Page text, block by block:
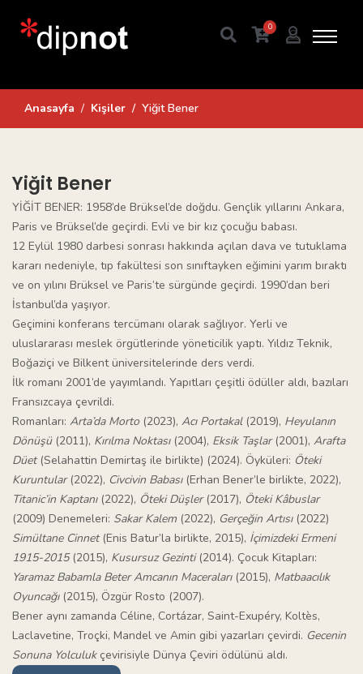
0
Anasayfa Kişiler Yiğit Bener
Yiğit Bener
YİĞİT BENER: 1958’de Brüksel’de doğdu. Gençlik yıllarını Ankara,
Paris ve Brüksel’de geçirdi. Evli ve bir kız çocuğu babası.
12 Eylül 1980 darbesi sonrası hakkında açılan dava ve tutuklama
kararı nedeniyle, tıp fakültesi son sınıftayken eğimini yarım bıraktı
ve on yılını Brüksel ve Paris’te sürgünde geçirdi. 1990’dan beri
İstanbul’da yaşıyor.
Geçimini konferans tercümanı olarak sağlıyor. Yerli ve
uluslararası meslek örgütlerinde yöneticilik yaptı. Yıldız Teknik,
Boğaziçi ve Bilkent üniversitelerinde ders verdi.
İlk romanı 2001’de yayımlandı. Yapıtları çeşitli ödüller aldı, bazıları
Fransızcaya çevrildi.
Romanları: Arta’da Morto (2023), Acı Portakal(2019), Heyulanın
Dönüşü(2011), Kırılma Noktası(2004), Eksik Taşlar(2001), Arafta
Düet(Selahattin Demirtaş ile birlikte) (2024). Öyküleri: Öteki
Kuruntular(2022), Civcivin Babası(Erhan Bener’le birlikte, 2022),
Titanic’in Kaptanı(2022), Öteki Düşler(2017), Öteki Kâbuslar
(2009) Denemeleri: Sakar Kalem (2022), Gerçeğin Artısı(2022)
Simültane Cinnet(Enis Batur’la birlikte, 2015), İçimizdeki Ermeni
1915-2015(2015), Kusursuz Gezinti(2014). Çocuk Kitapları:
Yaramaz Babamla Beter Amcanın Maceraları(2015), Matbaacılık
Oyuncağı(2015), Özgür Rosto (2007).
Bener aynı zamanda Céline, Cortázar, Saint-Exupéry, Koltès,
Laclavetine, Troçki, Mandel ve Amin gibi yazarları çevirdi. Gecenin
Sonuna Yolculukçevirisiyle Dünya Çeviri ödülünü aldı.